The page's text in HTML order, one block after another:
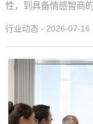
性，到具备情感智商
度融合，技术红利正
行业动态 - 2026-07-16